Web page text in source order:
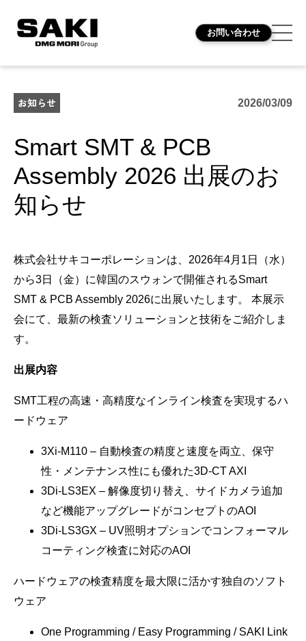
お問い合わせ
お知らせ 2026/03/09
Smart SMT & PCB
Assembly 2026 出展のお
知らせ
株式会社サキコーポレーションは、2026年4月1日（水）
から3日（金）に韓国のスウォンで開催されるSmart
SMT & PCB Assembly 2026に出展いたします。 本展示
会にて、最新の検査ソリューションと技術をご紹介しま
す。
出展内容
SMT工程の高速・高精度なインライン検査を実現するハ
ードウェア
3Xi-M110 – 自動検査の精度と速度を両立、保守
性・メンテナンス性にも優れた3D-CT AXI
3Di-LS3EX – 解像度切り替え、サイドカメラ追加
など機能アップグレードがコンセプトのAOI
3Di-LS3GX – UV照明オプションでコンフォーマル
コーティング検査に対応のAOI
ハードウェアの検査精度を最大限に活かす独自のソフト
ウェア
One Programming / Easy Programming / SAKI Link